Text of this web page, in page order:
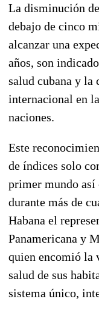
La disminución
debajo de cinco
alcanzar una
años, son
salud cubana y la
internacional en
naciones.
Este
de índices solo
primer mundo así
durante más de
Habana el
Panamericana y
quien encomió la
salud de sus
sistema único,